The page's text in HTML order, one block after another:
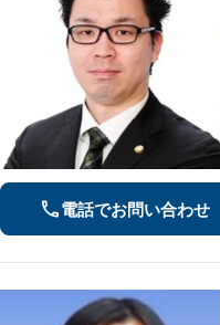
電話でお問い合わせ